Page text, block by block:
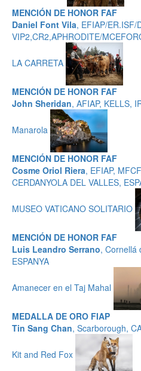
MENCIÓN DE HONOR FAF
Daniel Font Vila, EFIAP/ER.ISF/
VIP2,CR2,APHRODITE/
LA CARRETA
MENCIÓN DE HONOR FAF
John Sheridan, AFIAP, KELLS,
Manarola
MENCIÓN DE HONOR FAF
Cosme Oriol Riera, EFIAP,
CERDANYOLA DEL VALLES,
MUSEO VATICANO SOLITARIO
MENCIÓN DE HONOR FAF
Luis Leandro Serrano, Cornellá
ESPANYA
Amanecer en el Taj Mahal
MEDALLA DE ORO FIAP
Tin Sang Chan, Scarborough,
Kit and Red Fox